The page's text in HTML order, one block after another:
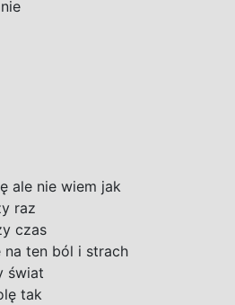
ale nie wiem jak
raz
czas
ten ból i strach
świat
tak